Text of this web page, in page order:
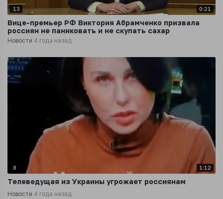
13 0:21
Вице-премьер РФ Виктория Абрамченко призвала
россиян не паниковать и не скупать сахар
Новости 4 года назад
8 1:12
Телеведущая из Украины угрожает россиянам
Новости 4 года назад